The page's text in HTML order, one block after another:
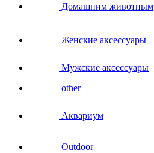
Домашним животным
Женские аксессуары
Мужские аксессуары
other
Аквариум
Outdoor